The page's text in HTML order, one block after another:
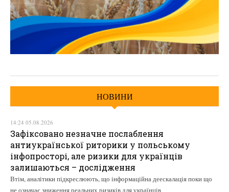
НОВИНИ
14:24 05.08.2026
Зафіксовано незначне послаблення
антиукраїнської риторики у польському
інфопросторі, але ризики для українців
залишаються – дослідження
Втім, аналітики підкреслюють, що інформаційна деескалація поки що
не означає зниження реальних ризиків для українців